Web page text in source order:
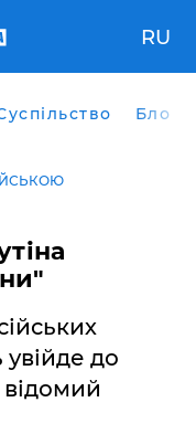
RU
Блоги
увійде до